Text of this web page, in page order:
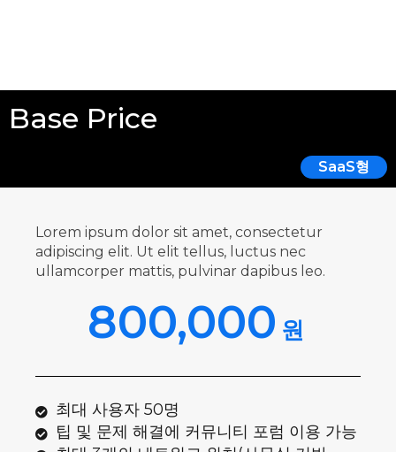
Base Price
SaaS형
Lorem ipsum dolor sit amet, consectetur
adipiscing elit. Ut elit tellus, luctus nec
ullamcorper mattis, pulvinar dapibus leo.
800,000 원
최대 사용자 50명
팁 및 문제 해결에 커뮤니티 포럼 이용 가능